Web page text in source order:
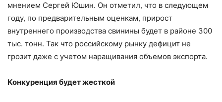
мнением Сергей Юшин. Он отметил, что в следующем
году, по предварительным оценкам, прирост
внутреннего производства свинины будет в районе 300
тыс. тонн. Так что российскому рынку дефицит не
грозит даже с учетом наращивания объемов экспорта.
Конкуренция будет жесткой